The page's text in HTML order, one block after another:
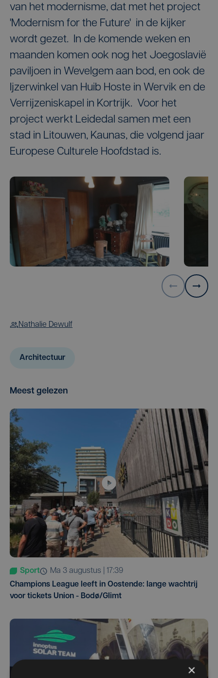
van het modernisme, dat met het project
'Modernism for the Future' in de kijker
wordt gezet. In de komende weken en
maanden komen ook nog het Joegoslavië
paviljoen in Wevelgem aan bod, en ook de
Ijzerwinkel van Huib Hoste in Wervik en de
Verrijzeniskapel in Kortrijk. Voor het
project werkt Leidedal samen met een
stad in Litouwen, Kaunas, die volgend jaar
Europese Culturele Hoofdstad is.
Nathalie Dewulf
Architectuur
Meest gelezen
Sport
ma 3 augustus | 17:39
Champions League leeft in Oostende: lange wachtrij
voor tickets Union - Bodø/Glimt
×